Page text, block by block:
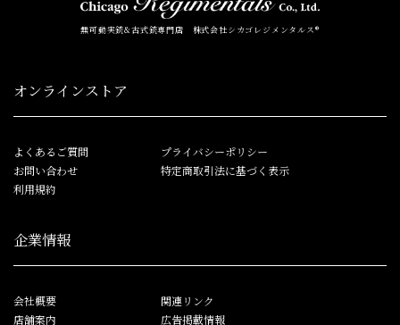
無可動実銃&古式銃専門店 株式会社シカゴレジメンタルス®
オンラインストア
よくあるご質問
お問い合わせ
利用規約
プライバシーポリシー
特定商取引法に基づく表示
企業情報
会社概要
店舗案内
関連リンク
広告掲載情報